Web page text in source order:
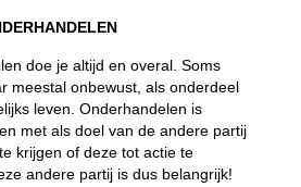
doe je altijd en overal. Soms
meestal onbewust, als onderdeel
leven. Onderhandelen is
met als doel van de andere partij
krijgen of deze tot actie te
andere partij is dus belangrijk!